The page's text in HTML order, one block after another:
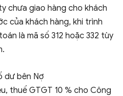
chưa giao hàng cho khách
của khách hàng, khi trình
là mã số 312 hoặc 332 tùy
dư bên Nợ
thuế GTGT 10 % cho Công